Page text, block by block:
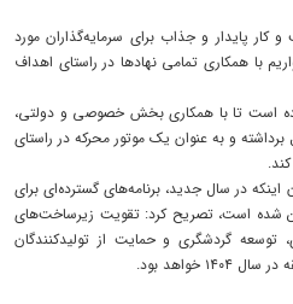
پایدار و جذاب برای سرمایه‌گذاران مورد
با همکاری تمامی نهادها در راستای اهداف
است تا با همکاری بخش خصوصی و دولتی،
و به عنوان یک موتور محرکه در راستای
اینکه در سال جدید، برنامه‌های گسترده‌ای برای
شده است، تصریح کرد: تقویت زیرساخت‌های
توسعه گردشگری و حمایت از تولیدکنندگان
خواهد بود.